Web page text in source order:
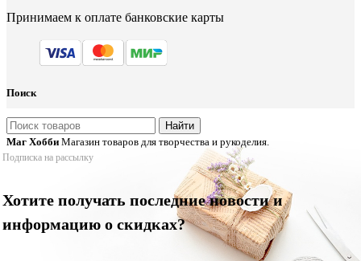
Принимаем к оплате банковские карты
Поиск
Найти
Маг Хобби Магазин товаров для творчества и рукоделия.
Подписка на рассылку
Хотите получать последние новости и
информацию о скидках?